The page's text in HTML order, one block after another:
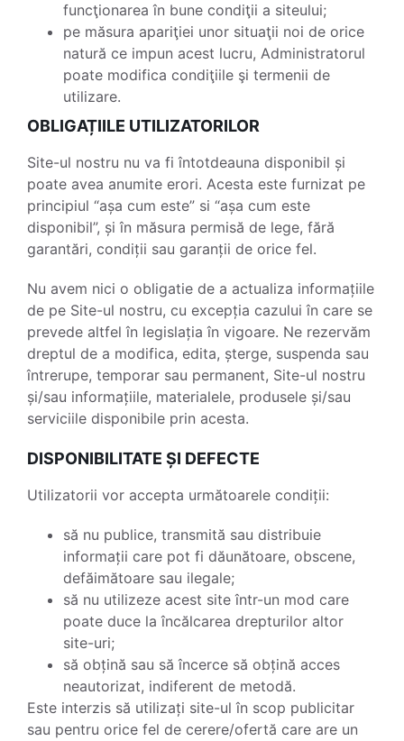
funcţionarea în bune condiţii a siteului;
pe măsura apariţiei unor situaţii noi de orice
natură ce impun acest lucru, Administratorul
poate modifica condiţiile şi termenii de
utilizare.
OBLIGAȚIILE UTILIZATORILOR
Site-ul nostru nu va fi întotdeauna disponibil și
poate avea anumite erori. Acesta este furnizat pe
principiul “așa cum este” si “așa cum este
disponibil”, și în măsura permisă de lege, fără
garantări, condiții sau garanții de orice fel.
Nu avem nici o obligatie de a actualiza informațiile
de pe Site-ul nostru, cu excepția cazului în care se
prevede altfel în legislația în vigoare. Ne rezervăm
dreptul de a modifica, edita, șterge, suspenda sau
întrerupe, temporar sau permanent, Site-ul nostru
și/sau informațiile, materialele, produsele și/sau
serviciile disponibile prin acesta.
DISPONIBILITATE ȘI DEFECTE
Utilizatorii vor accepta următoarele condiții:
să nu publice, transmită sau distribuie
informații care pot fi dăunătoare, obscene,
defăimătoare sau ilegale;
să nu utilizeze acest site într-un mod care
poate duce la încălcarea drepturilor altor
site-uri;
să obțină sau să încerce să obțină acces
neautorizat, indiferent de metodă.
Este interzis să utilizați site-ul în scop publicitar
sau pentru orice fel de cerere/ofertă care are un